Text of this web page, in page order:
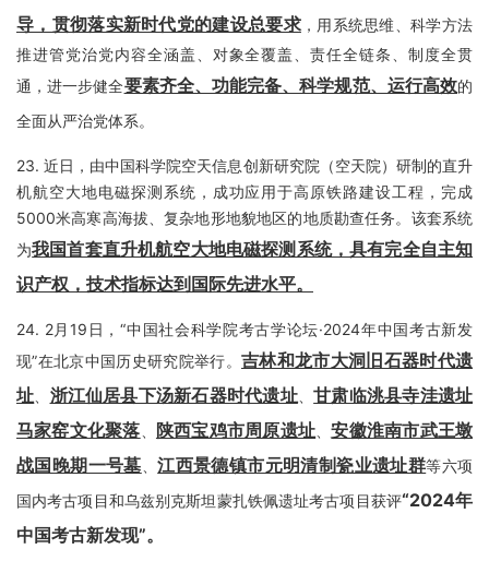
导，贯彻落实新时代党的建设总要求，用系统思维、科学方法
推进管党治党内容全涵盖、对象全覆盖、责任全链条、制度全贯
通，进一步健全要素齐全、功能完备、科学规范、运行高效的
全面从严治党体系。
23.近日，由中国科学院空天信息创新研究院（空天院）研制的直升
机航空大地电磁探测系统，成功应用于高原铁路建设工程，完成
5000米高寒高海拔、复杂地形地貌地区的地质勘查任务。该套系统
为我国首套直升机航空大地电磁探测系统，具有完全自主知
识产权，技术指标达到国际先进水平。
24. 2月19日，“中国社会科学院考古学论坛·2024年中国考古新发
现”在北京中国历史研究院举行。 吉林和龙市大洞旧石器时代遗
址
浙江仙居县下汤新石器时代遗址、甘肃临洮县寺洼遗址
马家窑文化聚落
陕西宝鸡市周原遗址 、安徽淮南市武王墩
战国晚期一号墓 、江西景德镇市元明清制瓷业遗址群等六项
国内考古项目和乌兹别克斯坦蒙扎铁佩遗址考古项目获评“2024年
中国考古新发现”。